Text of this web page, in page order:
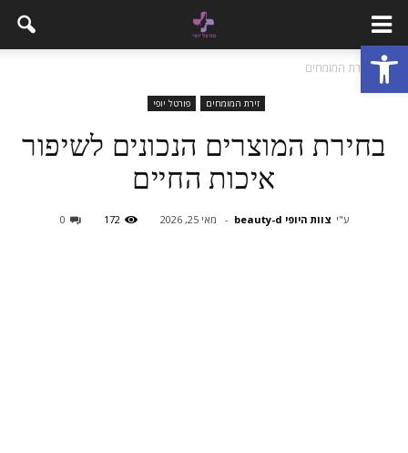
פתח סרגל נגישות
בית זירת המומחים
זירת המומחים פורטל יופי
בחירת המוצרים הנכונים לשיפור
איכות החיים
ע"י צוות היופי beauty-d - מאי 25, 2026 172
0